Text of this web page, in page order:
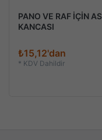
PANO VE RAF İÇİN
KANCASI
₺15,12'dan
* KDV Dahildir